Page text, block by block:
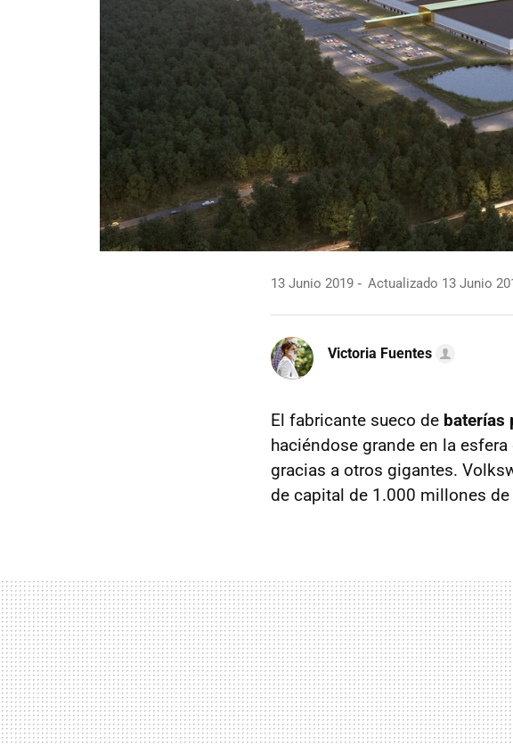
13 Junio 2019 Actualizado 13 Junio
Victoria Fuentes
El fabricante sueco de baterías
haciéndose grande en la
gracias a otros gigantes.
de capital de 1.000 millones